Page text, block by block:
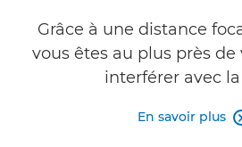
Grâce à une distance
vous êtes au plus près
interférer avec la
En savoir plus